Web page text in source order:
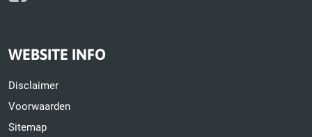
WEBSITE INFO
Disclaimer
Voorwaarden
Sitemap